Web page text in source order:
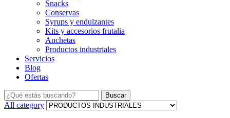
Snacks
Conservas
Syrups y endulzantes
Kits y accesorios frutalia
Anchetas
Productos industriales
Servicios
Blog
Ofertas
Buscar
All category